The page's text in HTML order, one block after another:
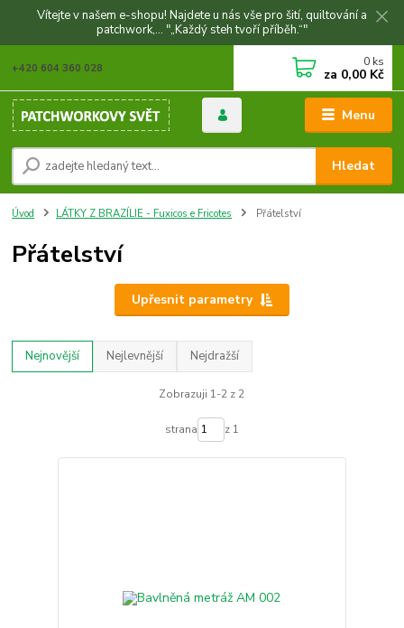
Vítejte v našem e-shopu! Najdete u nás vše pro šití, quiltování a
patchwork,... "„Každý steh tvoří příběh.“"
Menu
Hledat
+420 604 360 028 0 ks
za 0,00 Kč
Úvod LÁTKY Z BRAZÍLIE - Fuxicos e Fricotes Přátelství
Přátelství
Upřesnit parametry
Nejnovější Nejlevnější Nejdražší
Zobrazuji 1-2 z 2
strana z 1